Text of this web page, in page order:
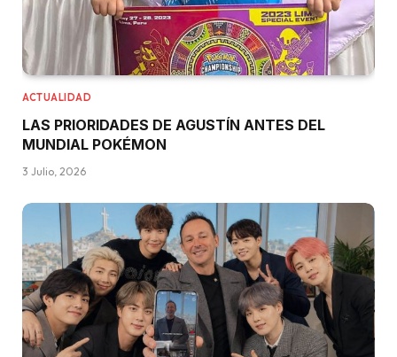
ACTUALIDAD
LAS PRIORIDADES DE AGUSTÍN ANTES DEL
MUNDIAL POKÉMON
3 Julio, 2026